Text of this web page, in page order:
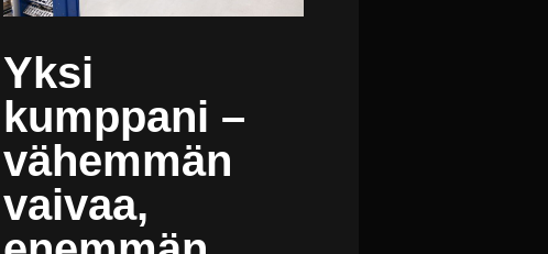
Yksi
kumppani –
vähemmän
vaivaa,